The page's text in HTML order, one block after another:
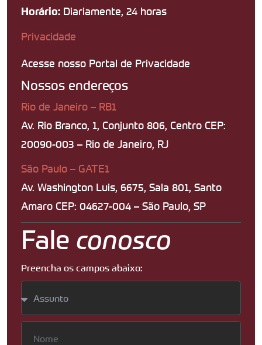
Horário: Diariamente, 24 horas
Privacidade
Acesse nosso Portal de Privacidade
Nossos endereços
Rio de Janeiro – RB1
Av. Rio Branco, 1, Conjunto 806, Centro CEP:
20090-003 – Rio de Janeiro, RJ
São Paulo – GATE1
Av. Washington Luis, 6675, Sala 801, Santo
Amaro CEP: 04627-004 – São Paulo, SP
Fale conosco
Preencha os campos abaixo: